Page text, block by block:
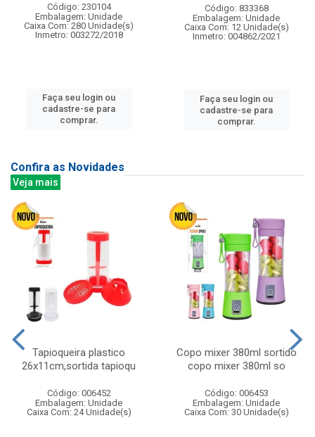
Código: 230104
Embalagem: Unidade
Caixa Com: 280 Unidade(s)
Inmetro: 003272/2018
Faça seu login ou
cadastre-se para
comprar.
Código: 833368
Embalagem: Unidade
Caixa Com: 12 Unidade(s)
Inmetro: 004862/2021
Faça seu login ou
cadastre-se para
comprar.
Confira as Novidades
Veja mais
Tapioqueira plastico
26x11cm,sortida tapioqu
Código: 006452
Embalagem: Unidade
Caixa Com: 24 Unidade(s)
Copo mixer 380ml sortido
copo mixer 380ml so
Código: 006453
Embalagem: Unidade
Caixa Com: 30 Unidade(s)